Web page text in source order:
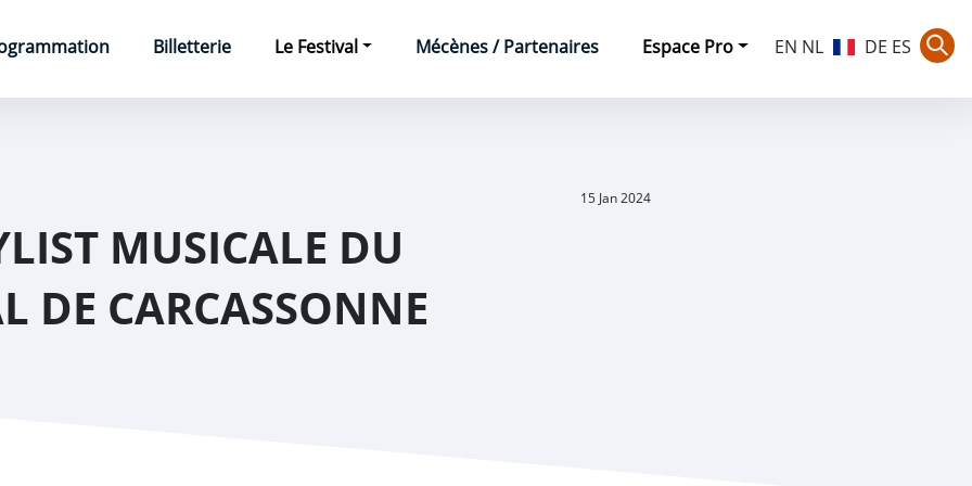
Billetterie Le Festival Mécènes / Partenaires Espace Pro EN NL DE ES
15 Jan 2024
MUSICALE DU
DE CARCASSONNE